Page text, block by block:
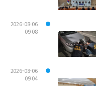
2026-08-06
09:08
2026-08-06
09:04